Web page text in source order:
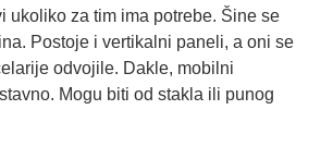
ukoliko za tim ima potrebe. Šine se
Postoje i vertikalni paneli, a oni se
odvojile. Dakle, mobilni
Mogu biti od stakla ili punog